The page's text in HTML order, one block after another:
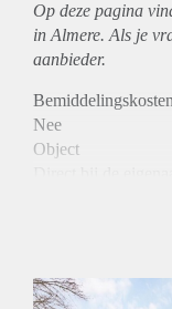
Op deze pagina
in Almere. Als je
aanbieder.
Bemiddelingskosten
Nee
Object
Huurtoeslag